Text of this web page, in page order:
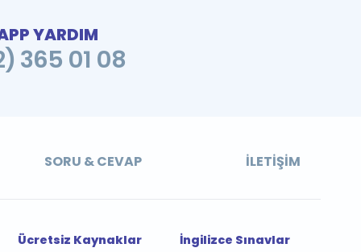
YARDIM
365 01 08
SORU & CEVAP İLETIŞIM
Ücretsiz Kaynaklar
İngilizce Sınavlar